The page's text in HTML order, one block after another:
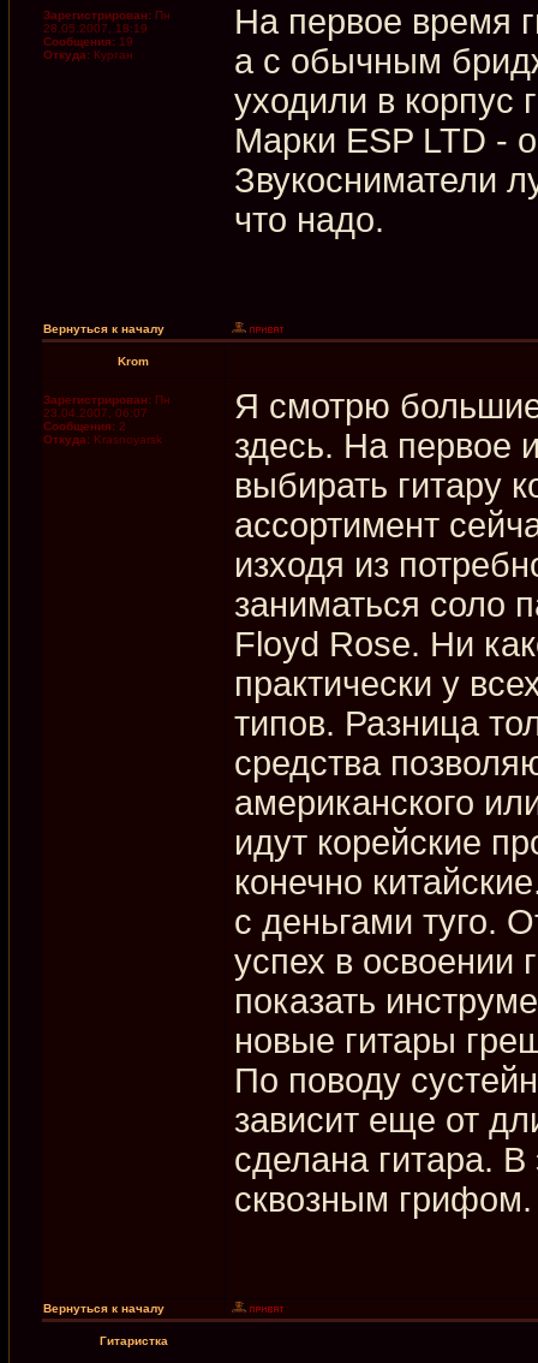
Зарегистрирован: Пн
28.05.2007, 18:19
Сообщения: 19
Откуда: Курган
На первое время
а с обычным
уходили в корпус
Марки ESP LTD -
Звукосниматели
что надо.
Вернуться к началу
Krom
Зарегистрирован: Пн
23.04.2007, 06:07
Сообщения: 2
Откуда: Krasnoyarsk
Я смотрю большие
здесь. На первое
выбирать гитару
ассортимент
изходя из
заниматься соло
Floyd Rose. Ни
практически у
типов. Разница
средства
американского
идут корейские
конечно
с деньгами туго.
успех в освоении
показать
новые гитары
По поводу
зависит еще от
сделана гитара.
сквозным грифом.
Вернуться к началу
Гитаристка